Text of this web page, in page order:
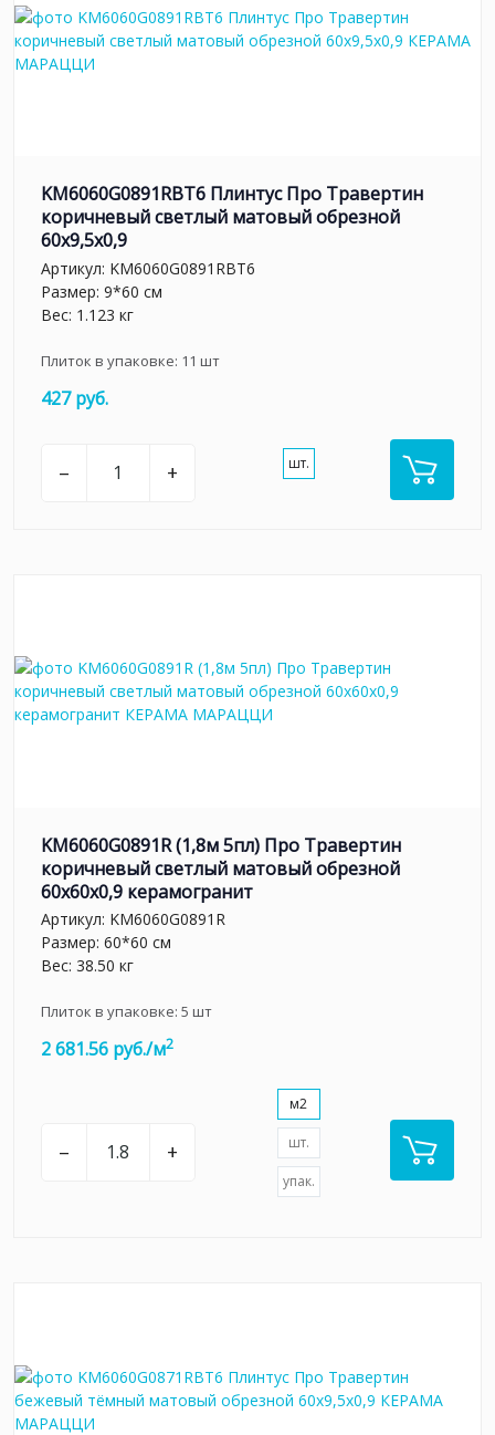
KM6060G0891RBT6 Плинтус Про Травертин
коричневый светлый матовый обрезной
60x9,5x0,9
Артикул: KM6060G0891RBT6
Размер: 9*60 см
Вес: 1.123 кг
Плиток в упаковке: 11 шт
427 руб.
– + шт.
KM6060G0891R (1,8м 5пл) Про Травертин
коричневый светлый матовый обрезной
60x60x0,9 керамогранит
Артикул: KM6060G0891R
Размер: 60*60 см
Вес: 38.50 кг
Плиток в упаковке: 5 шт
2 681.56 руб./м2
– +
м2
шт.
упак.